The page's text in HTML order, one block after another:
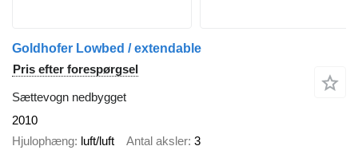
Goldhofer Lowbed / extendable
Pris efter forespørgsel
Sættevogn nedbygget
2010
Hjulophæng luft/luft Antal aksler 3